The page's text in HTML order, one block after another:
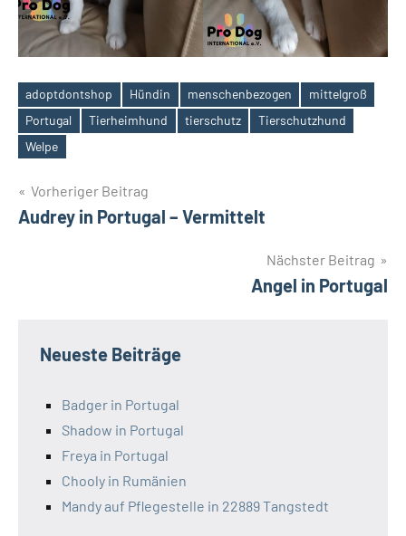
Schlagwörter
adoptdontshop Hündin menschenbezogen
mittelgroß
Portugal
Tierheimhund tierschutz
Tierschutzhund
Welpe
Beitragsnavigation
Vorheriger Beitrag
Audrey in Portugal – Vermittelt
Nächster Beitrag
Angel in Portugal
Neueste Beiträge
Badger in Portugal
Shadow in Portugal
Freya in Portugal
Chooly in Rumänien
Mandy auf Pflegestelle in 22889 Tangstedt